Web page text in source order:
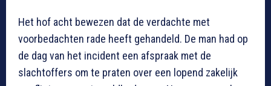
Het hof acht bewezen dat de verdachte met
voorbedachten rade heeft gehandeld. De man had op
de dag van het incident een afspraak met de
slachtoffers om te praten over een lopend zakelijk